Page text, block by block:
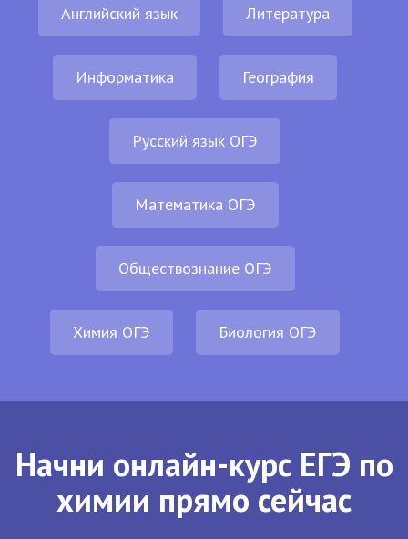
Английский язык Литература
Информатика География
Русский язык ОГЭ
Математика ОГЭ
Обществознание ОГЭ
Химия ОГЭ Биология ОГЭ
Начни онлайн-курс ЕГЭ по
химии прямо сейчас